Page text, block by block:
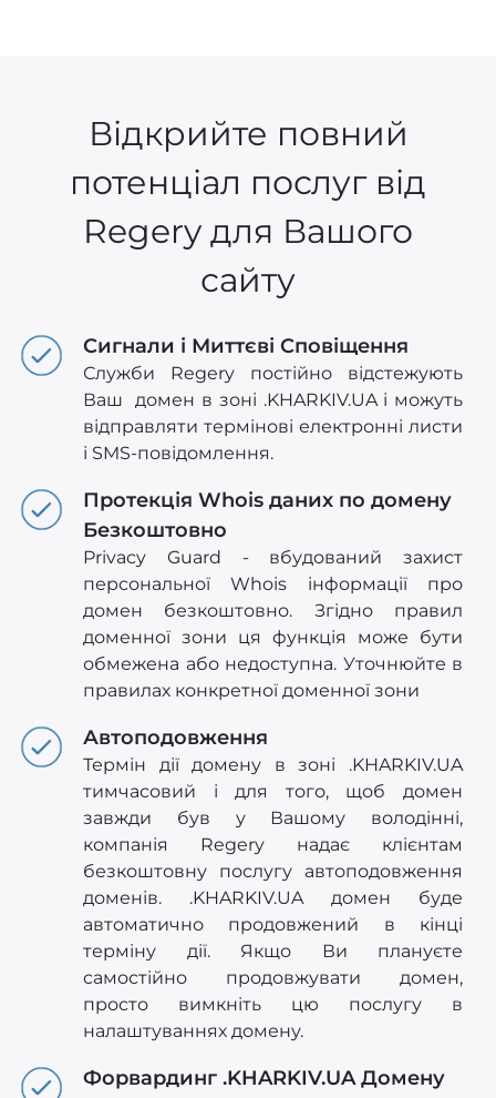
Відкрийте повний
потенціал послуг від
Regery для Вашого
сайту
Сигнали і Миттєві Сповіщення
Служби Regery постійно відстежують
Ваш домен в зоні .KHARKIV.UA і можуть
відправляти термінові електронні листи
і SMS-повідомлення.
Протекція Whois даних по домену
Безкоштовно
Privacy Guard - вбудований захист
персональної Whois інформації про
домен безкоштовно. Згідно правил
доменної зони ця функція може бути
обмежена або недоступна. Уточнюйте в
правилах конкретної доменної зони
Автоподовження
Термін дії домену в зоні .KHARKIV.UA
тимчасовий і для того, щоб домен
завжди був у Вашому володінні,
компанія Regery надає клієнтам
безкоштовну послугу автоподовження
доменів. .KHARKIV.UA домен буде
автоматично продовжений в кінці
терміну дії. Якщо Ви плануєте
самостійно продовжувати домен,
просто вимкніть цю послугу в
налаштуваннях домену.
Форвардинг .KHARKIV.UA Домену